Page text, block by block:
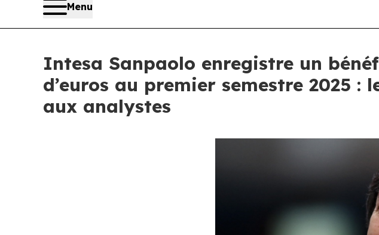
Menu
Intesa Sanpaolo enregistre un
d’euros au premier semestre 2025 :
aux analystes